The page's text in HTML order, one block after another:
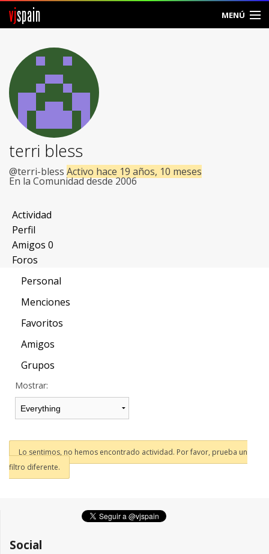
vjspain MENÚ
Foros
Noticias
Vjspain
Ayuda
Contacto
Entrar
Crear Cuenta
terri bless
@terri-bless Activo hace 19 años, 10 meses
En la Comunidad desde 2006
Actividad
Perfil
Amigos 0
Foros
Personal
Menciones
Favoritos
Amigos
Grupos
Mostrar:
Lo sentimos, no hemos encontrado actividad. Por favor, prueba un
filtro diferente.
Social